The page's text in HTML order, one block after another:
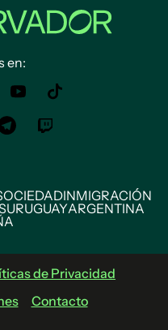
en:
INMIGRACIÓN
URUGUAYARGENTINA
de Privacidad
Contacto